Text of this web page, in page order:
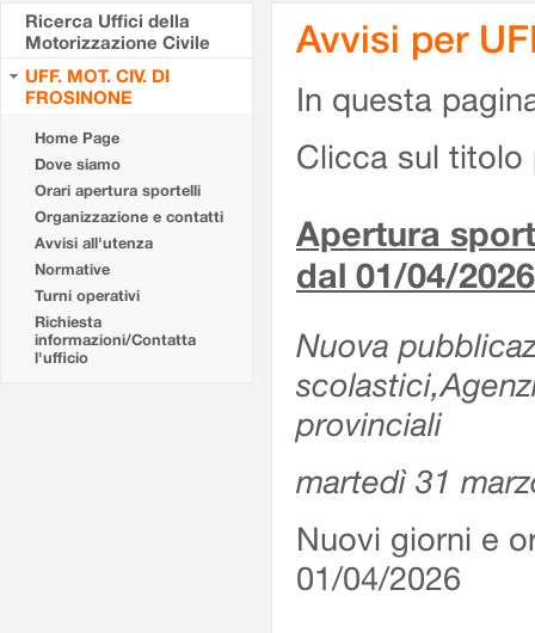
Ricerca Uffici della
Motorizzazione Civile
UFF. MOT. CIV. DI
FROSINONE
Home Page
Dove siamo
Orari apertura sportelli
Organizzazione e contatti
Avvisi all'utenza
Normative
Turni operativi
Richiesta
informazioni/Contatta
l'ufficio
Avvisi per
In questa
Clicca sul titolo
Apertura
dal 01/04/2026
Nuova
provinciali
martedì 31
Nuovi giorni e
01/04/2026